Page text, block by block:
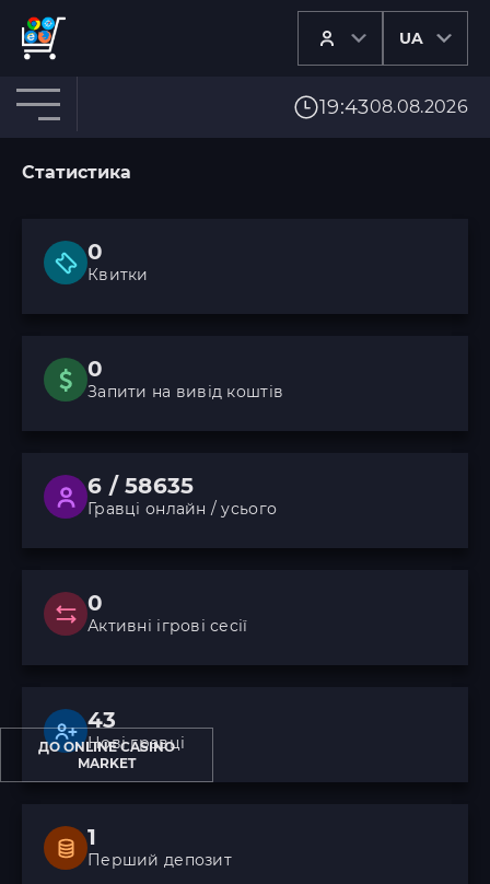
UA
ДО ONLINE CASINO
MARKET
19:4308.08.2026
Статистика
0
Квитки
0
Запити на вивід коштів
6 / 58635
Гравці онлайн / усього
0
Активні ігрові сесії
43
Нові гравці
1
Перший депозит